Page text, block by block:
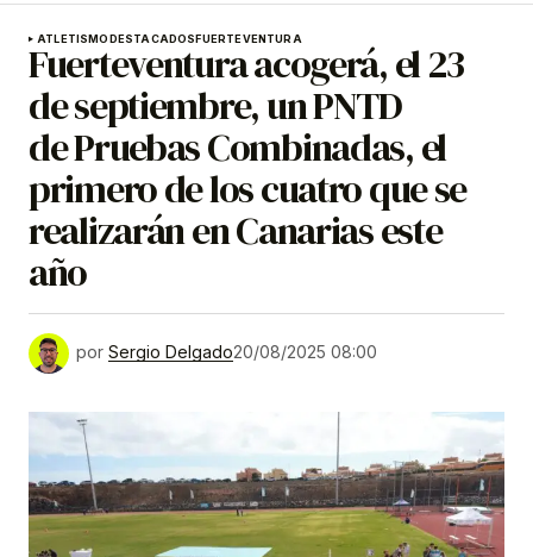
ATLETISMO DESTACADOS FUERTEVENTURA
Fuerteventura acogerá, el 23
de septiembre, un PNTD
de Pruebas Combinadas, el
primero de los cuatro que se
realizarán en Canarias este
año
por Sergio Delgado20/08/2025 08:00